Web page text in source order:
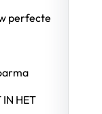
perfecte
IN HET